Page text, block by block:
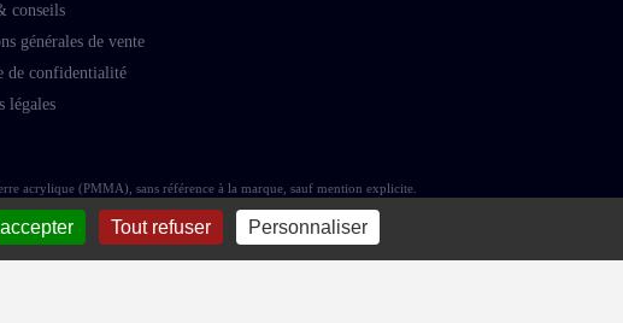
conseils
générales de vente
de confidentialité
légales
acrylique (PMMA), sans référence à la marque, sauf mention explicite.
Tout refuser Personnaliser